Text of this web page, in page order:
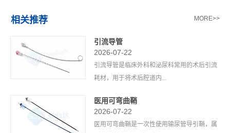
相关推荐 MORE>>
引流导管
2026-07-22
引流导管是临床外科和泌尿科常用的术后引流
耗材，用于将术后腔道内...
医用可弯曲鞘
2026-07-22
医用可弯曲鞘是一次性使用输尿管导引鞘，属